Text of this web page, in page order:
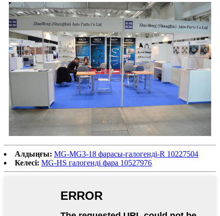
Алдыңғы: MG-MG3-18 фарасы-галогенді-R 10227504
Келесі: MG-HS галогенді фара 10527976